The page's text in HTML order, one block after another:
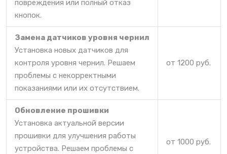
повреждения или полный отказ
кнопок.
Замена датчиков уровня чернил
Установка новых датчиков для
контроля уровня чернил. Решаем
проблемы с некорректными
показаниями или их отсутствием.
от 1200 руб.
Обновление прошивки
Установка актуальной версии
прошивки для улучшения работы
устройства. Решаем проблемы с
от 1000 руб.